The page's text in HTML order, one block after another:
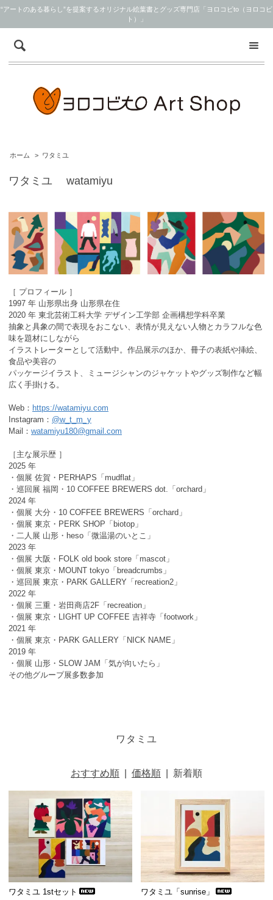
“アートのある暮らし”を提案するオリジナル絵葉書とグッズ専門店「ヨロコビto（ヨロコビ
ト）」
ホーム > ワタミユ
ワタミユ watamiyu
［ プロフィール ］
1997 年 山形県出身 山形県在住
2020 年 東北芸術工科大学 デザイン工学部 企画構想学科卒業
抽象と具象の間で表現をおこない、表情が見えない人物とカラフルな色
味を題材にしながら
イラストレーターとして活動中。作品展示のほか、冊子の表紙や挿絵、
食品や美容の
パッケージイラスト、ミュージシャンのジャケットやグッズ制作など幅
広く手掛ける。
Web： https://watamiyu.com
Instagram： @w_t_m_y
Mail： watamiyu180@gmail.com
［主な展示歴 ］
2025 年
・個展 佐賀・PERHAPS「mudflat」
・巡回展 福岡・10 COFFEE BREWERS dot.「orchard」
2024 年
・個展 大分・10 COFFEE BREWERS「orchard」
・個展 東京・PERK SHOP「biotop」
・二人展 山形・heso「微温湯のいとこ」
2023 年
・個展 大阪・FOLK old book store「mascot」
・個展 東京・MOUNT tokyo「breadcrumbs」
・巡回展 東京・PARK GALLERY「recreation2」
2022 年
・個展 三重・岩田商店2F「recreation」
・個展 東京・LIGHT UP COFFEE 吉祥寺「footwork」
2021 年
・個展 東京・PARK GALLERY「NICK NAME」
2019 年
・個展 山形・SLOW JAM「気が向いたら」
その他グループ展多数参加
ワタミユ
おすすめ順 価格順 新着順
ワタミユ 1stセット ワタミユ「sunrise」